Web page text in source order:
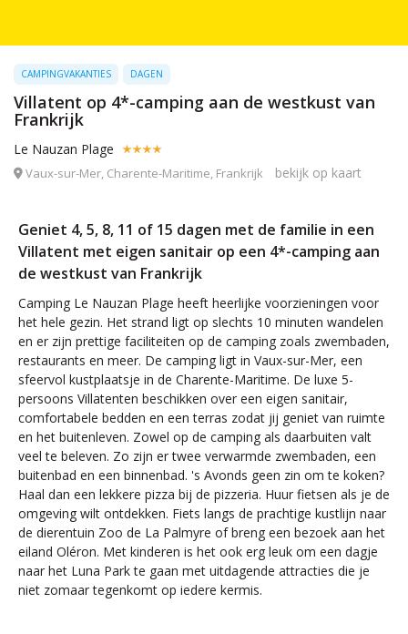
CAMPINGVAKANTIES DAGEN
Villatent op 4*-camping aan de westkust van
Frankrijk
Le Nauzan Plage
Vaux-sur-Mer, Charente-Maritime, Frankrijk bekijk op kaart
Geniet 4, 5, 8, 11 of 15 dagen met de familie in een
Villatent met eigen sanitair op een 4*-camping aan
de westkust van Frankrijk
Camping Le Nauzan Plage heeft heerlijke voorzieningen voor
het hele gezin. Het strand ligt op slechts 10 minuten wandelen
en er zijn prettige faciliteiten op de camping zoals zwembaden,
restaurants en meer. De camping ligt in Vaux-sur-Mer, een
sfeervol kustplaatsje in de Charente-Maritime. De luxe 5-
persoons Villatenten beschikken over een eigen sanitair,
comfortabele bedden en een terras zodat jij geniet van ruimte
en het buitenleven. Zowel op de camping als daarbuiten valt
veel te beleven. Zo zijn er twee verwarmde zwembaden, een
buitenbad en een binnenbad. 's Avonds geen zin om te koken?
Haal dan een lekkere pizza bij de pizzeria. Huur fietsen als je de
omgeving wilt ontdekken. Fiets langs de prachtige kustlijn naar
de dierentuin Zoo de La Palmyre of breng een bezoek aan het
eiland Oléron. Met kinderen is het ook erg leuk om een dagje
naar het Luna Park te gaan met uitdagende attracties die je
niet zomaar tegenkomt op iedere kermis.